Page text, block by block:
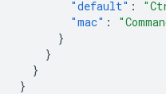
"default" :
"mac" :
}
}
}
}